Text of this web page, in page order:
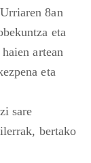
8an
eta
artean
eta
sare
bertako